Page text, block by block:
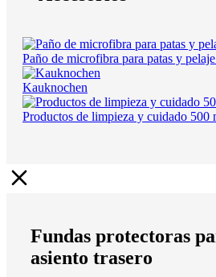
Paño de microfibra para patas y
Kauknochen
Productos de limpieza y cuidado 500
Fundas protectoras
asiento trasero